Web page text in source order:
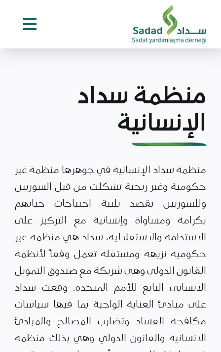
content
منظمة سداد
الإنسانية
منظمة سداد الإنسانية في جوهرها منظمة غير
حكومية وغير ربحية تشكلت من قبل السوريين
وللسوريين بقصد تلبية احتياجات حياتهم
بكرامة ومساواة وإنسانية مع التركيز على
الاستدامة والاستقلالية، سداد هي منظمة غير
حكومية نزيهة ومستقلة تعمل وفقاً لأنظمة
القانون الدولي وهي شريكة مع صندوق التمويل
الانساني التابع للأمم المتحدة. وقعت سداد
على مبادئ العناية الواجبة بما فيها سياسات
مكافحة الفساد وتضارب المصالح والمبادئ
الانسانية والقانون الدولي وهي بذلك منظمة